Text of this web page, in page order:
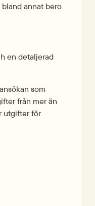
annat bero
en detaljerad
som
från mer än
utgifter för